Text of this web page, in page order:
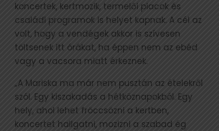
koncertek, kertmozik, termelői piacok és
családi programok is helyet kapnak. A cél az
volt, hogy a vendégek akkor is szívesen
töltsenek itt órákat, ha éppen nem az ebéd
vagy a vacsora miatt érkeznek.
„A Mariska ma már nem pusztán az ételekről
szól. Egy kiszakadás a hétköznapokból. Egy
hely, ahol lehet fröccsözni a kertben,
koncertet hallgatni, mozizni a szabad ég